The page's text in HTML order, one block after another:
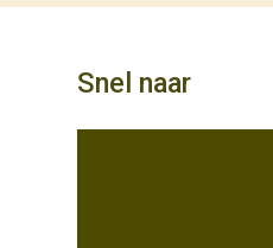
Snel naar